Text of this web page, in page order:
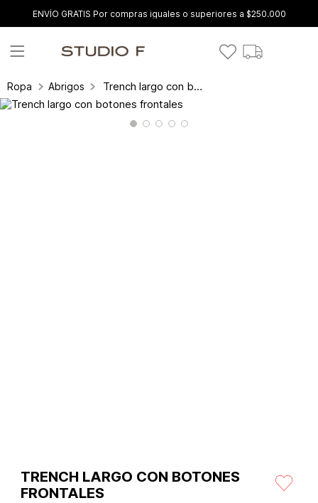
ENVÍO GRATIS Por compras iguales o superiores a $250.000
Ropa Abrigos y gabanes Trench largo con botones frontales
TRENCH LARGO CON BOTONES
FRONTALES